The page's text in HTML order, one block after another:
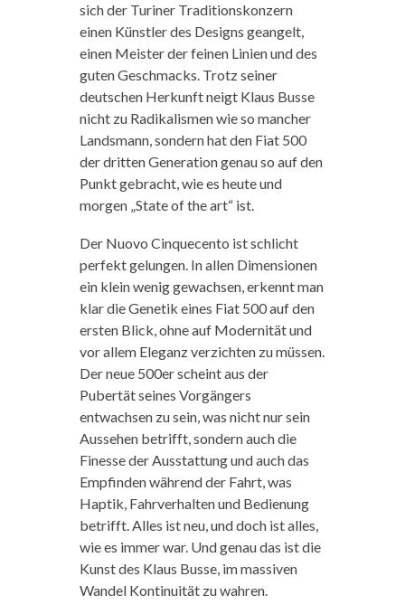
sich der Turiner Traditionskonzern
einen Künstler des Designs geangelt,
einen Meister der feinen Linien und des
guten Geschmacks. Trotz seiner
deutschen Herkunft neigt Klaus Busse
nicht zu Radikalismen wie so mancher
Landsmann, sondern hat den Fiat 500
der dritten Generation genau so auf den
Punkt gebracht, wie es heute und
morgen „State of the art“ ist.
Der Nuovo Cinquecento ist schlicht
perfekt gelungen. In allen Dimensionen
ein klein wenig gewachsen, erkennt man
klar die Genetik eines Fiat 500 auf den
ersten Blick, ohne auf Modernität und
vor allem Eleganz verzichten zu müssen.
Der neue 500er scheint aus der
Pubertät seines Vorgängers
entwachsen zu sein, was nicht nur sein
Aussehen betrifft, sondern auch die
Finesse der Ausstattung und auch das
Empfinden während der Fahrt, was
Haptik, Fahrverhalten und Bedienung
betrifft. Alles ist neu, und doch ist alles,
wie es immer war. Und genau das ist die
Kunst des Klaus Busse, im massiven
Wandel Kontinuität zu wahren.